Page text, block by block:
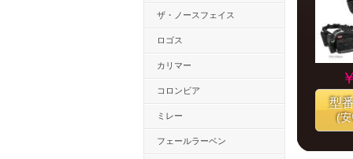
ザ・ノースフェイス
ロゴス
カリマー
コロンビア
ミレー
フェールラーベン
型
(安